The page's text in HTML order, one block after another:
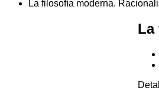
La filosofía moderna.
La